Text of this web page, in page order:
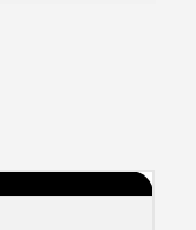
Habito-
mix van
Deze
afvoerset,